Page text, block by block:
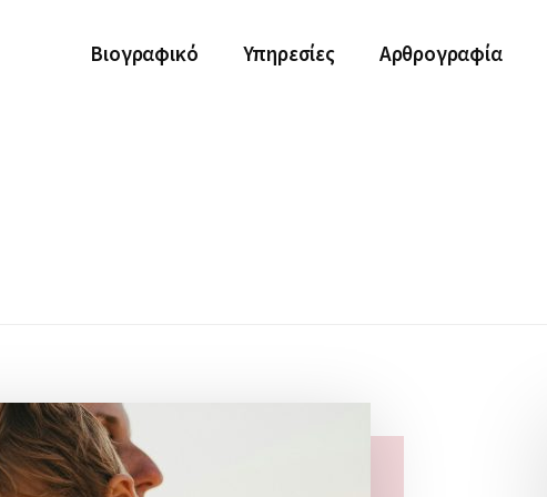
Βιογραφικό Υπηρεσίες Αρθρογραφία